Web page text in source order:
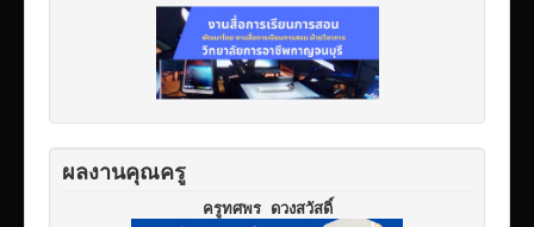
ผลงานคุณครู
ครูทศพร ดวงสวัสดิ์